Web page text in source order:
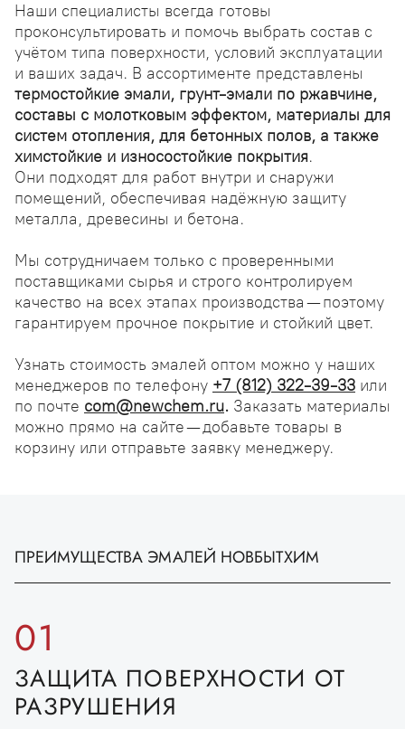
Наши специалисты всегда готовы
проконсультировать и помочь выбрать состав с
учётом типа поверхности, условий эксплуатации
и ваших задач. В ассортименте представлены
термостойкие эмали, грунт-эмали по ржавчине,
составы с молотковым эффектом, материалы для
систем отопления, для бетонных полов, а также
химстойкие и износостойкие покрытия.
Они подходят для работ внутри и снаружи
помещений, обеспечивая надёжную защиту
металла, древесины и бетона.
Мы сотрудничаем только с проверенными
поставщиками сырья и строго контролируем
качество на всех этапах производства — поэтому
гарантируем прочное покрытие и стойкий цвет.
Узнать стоимость эмалей оптом можно у наших
менеджеров по телефону +7 (812) 322-39-33 или
по почте com@newchem.ru. Заказать материалы
можно прямо на сайте — добавьте товары в
корзину или отправьте заявку менеджеру.
ПРЕИМУЩЕСТВА ЭМАЛЕЙ НОВБЫТХИМ
01
ЗАЩИТА ПОВЕРХНОСТИ ОТ
РАЗРУШЕНИЯ